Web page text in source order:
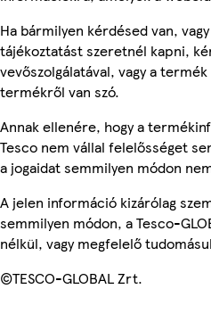
Ha bármilyen kérdésed van,
tájékoztatást szeretnél kapni,
vevőszolgálatával, vagy a
termékről van szó.
Annak ellenére, hogy a
Tesco nem vállal felelősséget
a jogaidat semmilyen módon
A jelen információ kizárólag
semmilyen módon, a Tesco-
nélkül, vagy megfelelő
©TESCO-GLOBAL Zrt.